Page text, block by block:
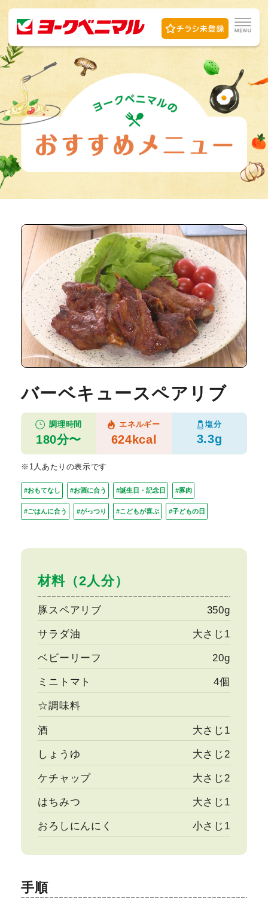
材料（2人分）
豚スペアリブ 350g
サラダ油 大さじ1
ベビーリーフ 20g
ミニトマト 4個
☆調味料
酒 大さじ1
しょうゆ 大さじ2
ケチャップ 大さじ2
はちみつ 大さじ1
おろしにんにく 小さじ1
バーベキュースペアリブ
調理時間
180分〜
エネルギー
624kcal
塩分
3.3g
※1人あたりの表示です
#おもてなし #お酒に合う #誕生日・記念日 #豚肉
#ごはんに合う #がっつり #こどもが喜ぶ #子どもの日
手順